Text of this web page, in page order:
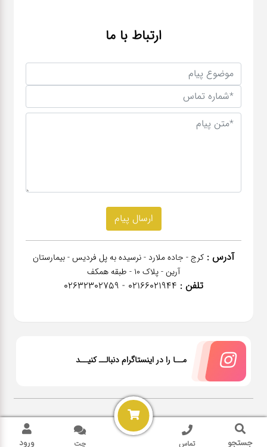
ارتباط با ما
آدرس : کرج - جاده ملارد - نرسیده به پل فردیس - بیمارستان
آرین - پلاک 10 - طبقه همکف
تلفن : 02166021944 - 02632302759
مــا را در اینستاگرام دنبالــ کنیــد
2026 @ All rights reserved Power by NanoPardazan
جستجو تماس چت ورود